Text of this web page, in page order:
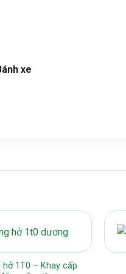
xe
hở 1T0 – Khay cấp